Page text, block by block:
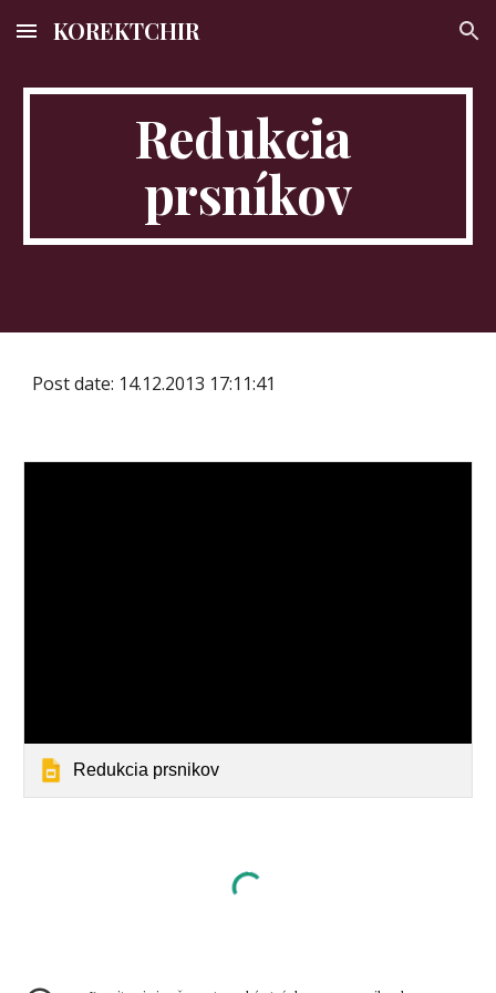
Skip to main content Skip to navigation
KOREKTCHIR
Redukcia
prsníkov
Post date: 14.12.2013 17:11:41
Redukcia prsnikov